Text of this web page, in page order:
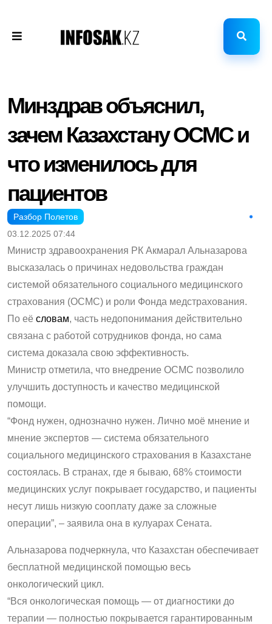
Минздрав объяснил,
зачем Казахстану ОСМС и
что изменилось для
пациентов
Разбор Полетов
03.12.2025 07:44
Министр здравоохранения РК Акмарал Альназарова
высказалась о причинах недовольства граждан
системой обязательного социального медицинского
страхования (ОСМС) и роли Фонда медстрахования.
По её словам, часть недопонимания действительно
связана с работой сотрудников фонда, но сама
система доказала свою эффективность.
Министр отметила, что внедрение ОСМС позволило
улучшить доступность и качество медицинской
помощи.
“Фонд нужен, однозначно нужен. Лично моё мнение и
мнение экспертов — система обязательного
социального медицинского страхования в Казахстане
состоялась. В странах, где я бываю, 68% стоимости
медицинских услуг покрывает государство, и пациенты
несут лишь низкую сооплату даже за сложные
операции”, – заявила она в кулуарах Сената.
Альназарова подчеркнула, что Казахстан обеспечивает
бесплатной медицинской помощью весь
онкологический цикл.
“Вся онкологическая помощь — от диагностики до
терапии — полностью покрывается гарантированным